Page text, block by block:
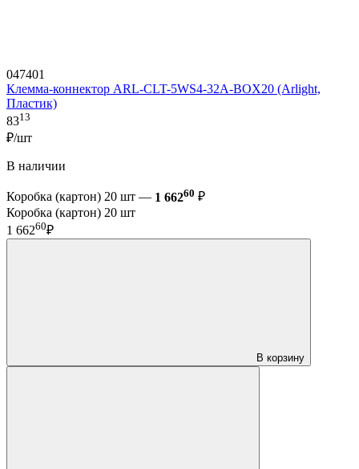
047401
Клемма-коннектор ARL-CLT-5WS4-32A-BOX20 (Arlight,
Пластик)
8313
₽/шт
В наличии
Коробка (картон) 20 шт — 1 66260 ₽
Коробка (картон) 20 шт
1 66260₽
В корзину